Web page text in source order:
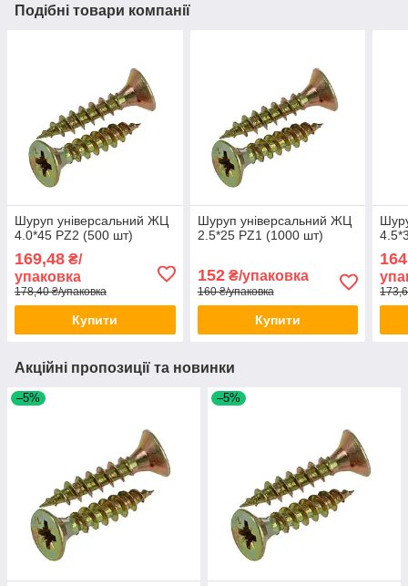
Подібні товари компанії
Шуруп універсальний ЖЦ
4.0*45 PZ2 (500 шт)
169,48 ₴/
упаковка
178,40 ₴/упаковка
Купити
Шуруп універсальний ЖЦ
2.5*25 PZ1 (1000 шт)
152₴/упаковка
160 ₴/упаковка
Купити
Акційні пропозиції та новинки
–5% –5%